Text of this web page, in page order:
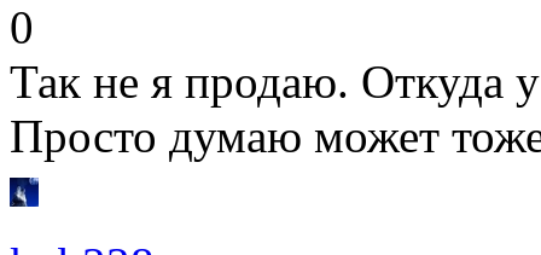
0
Так не я продаю. Откуда
Просто думаю может